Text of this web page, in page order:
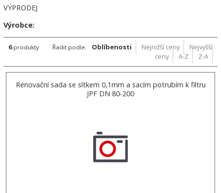
VÝPRODEJ
Výrobce:
6 produkty Řadit podle: Oblíbenosti Nejnižší ceny
Nejvyšší
ceny
A-Z Z-A
Renovační sada se sítkem 0,1mm a sacím potrubím k filtru
JPF DN 80-200